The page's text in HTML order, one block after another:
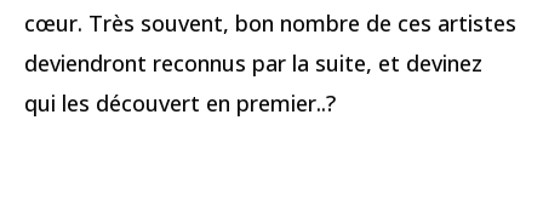
cœur. Très souvent, bon nombre de ces artistes
deviendront reconnus par la suite, et devinez
qui les découvert en premier..?